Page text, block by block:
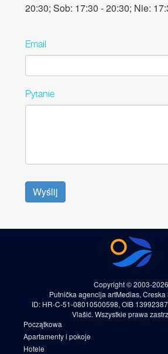
20:30; Sob: 17:30 - 20:30; Nie:
Email
Pytanie
Wyślij
Copyright © 2003-2026
Putnička agencija artMedias,
ID: HR-C-51-08010500598, OIB
Vlašić. Wszystkie prawa
Początkowa
Apartamenty i pokoje
Hotele